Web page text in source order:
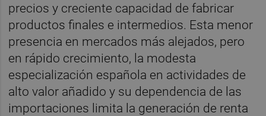
precios y creciente capacidad de fabricar
productos finales e intermedios. Esta menor
presencia en mercados más alejados, pero
en rápido crecimiento, la modesta
especialización española en actividades de
alto valor añadido y su dependencia de las
importaciones limita la generación de renta